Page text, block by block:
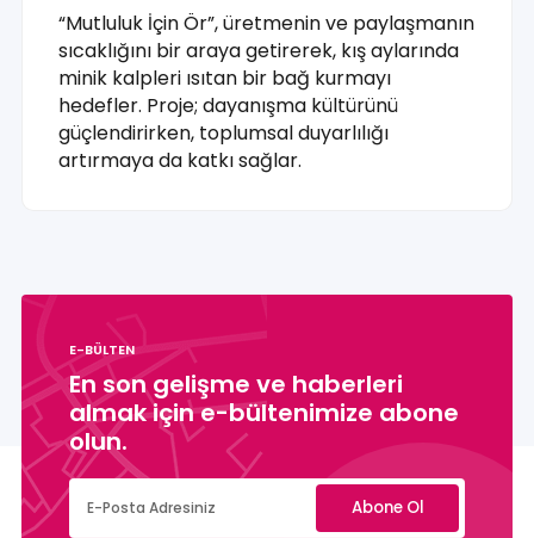
“Mutluluk İçin Ör”, üretmenin ve paylaşmanın
sıcaklığını bir araya getirerek, kış aylarında
minik kalpleri ısıtan bir bağ kurmayı
hedefler. Proje; dayanışma kültürünü
güçlendirirken, toplumsal duyarlılığı
artırmaya da katkı sağlar.
E-BÜLTEN
En son gelişme ve haberleri
almak için e-bültenimize abone
olun.
Abone Ol